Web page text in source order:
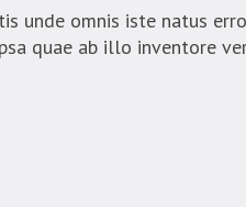
unde omnis iste natus
quae ab illo inventore